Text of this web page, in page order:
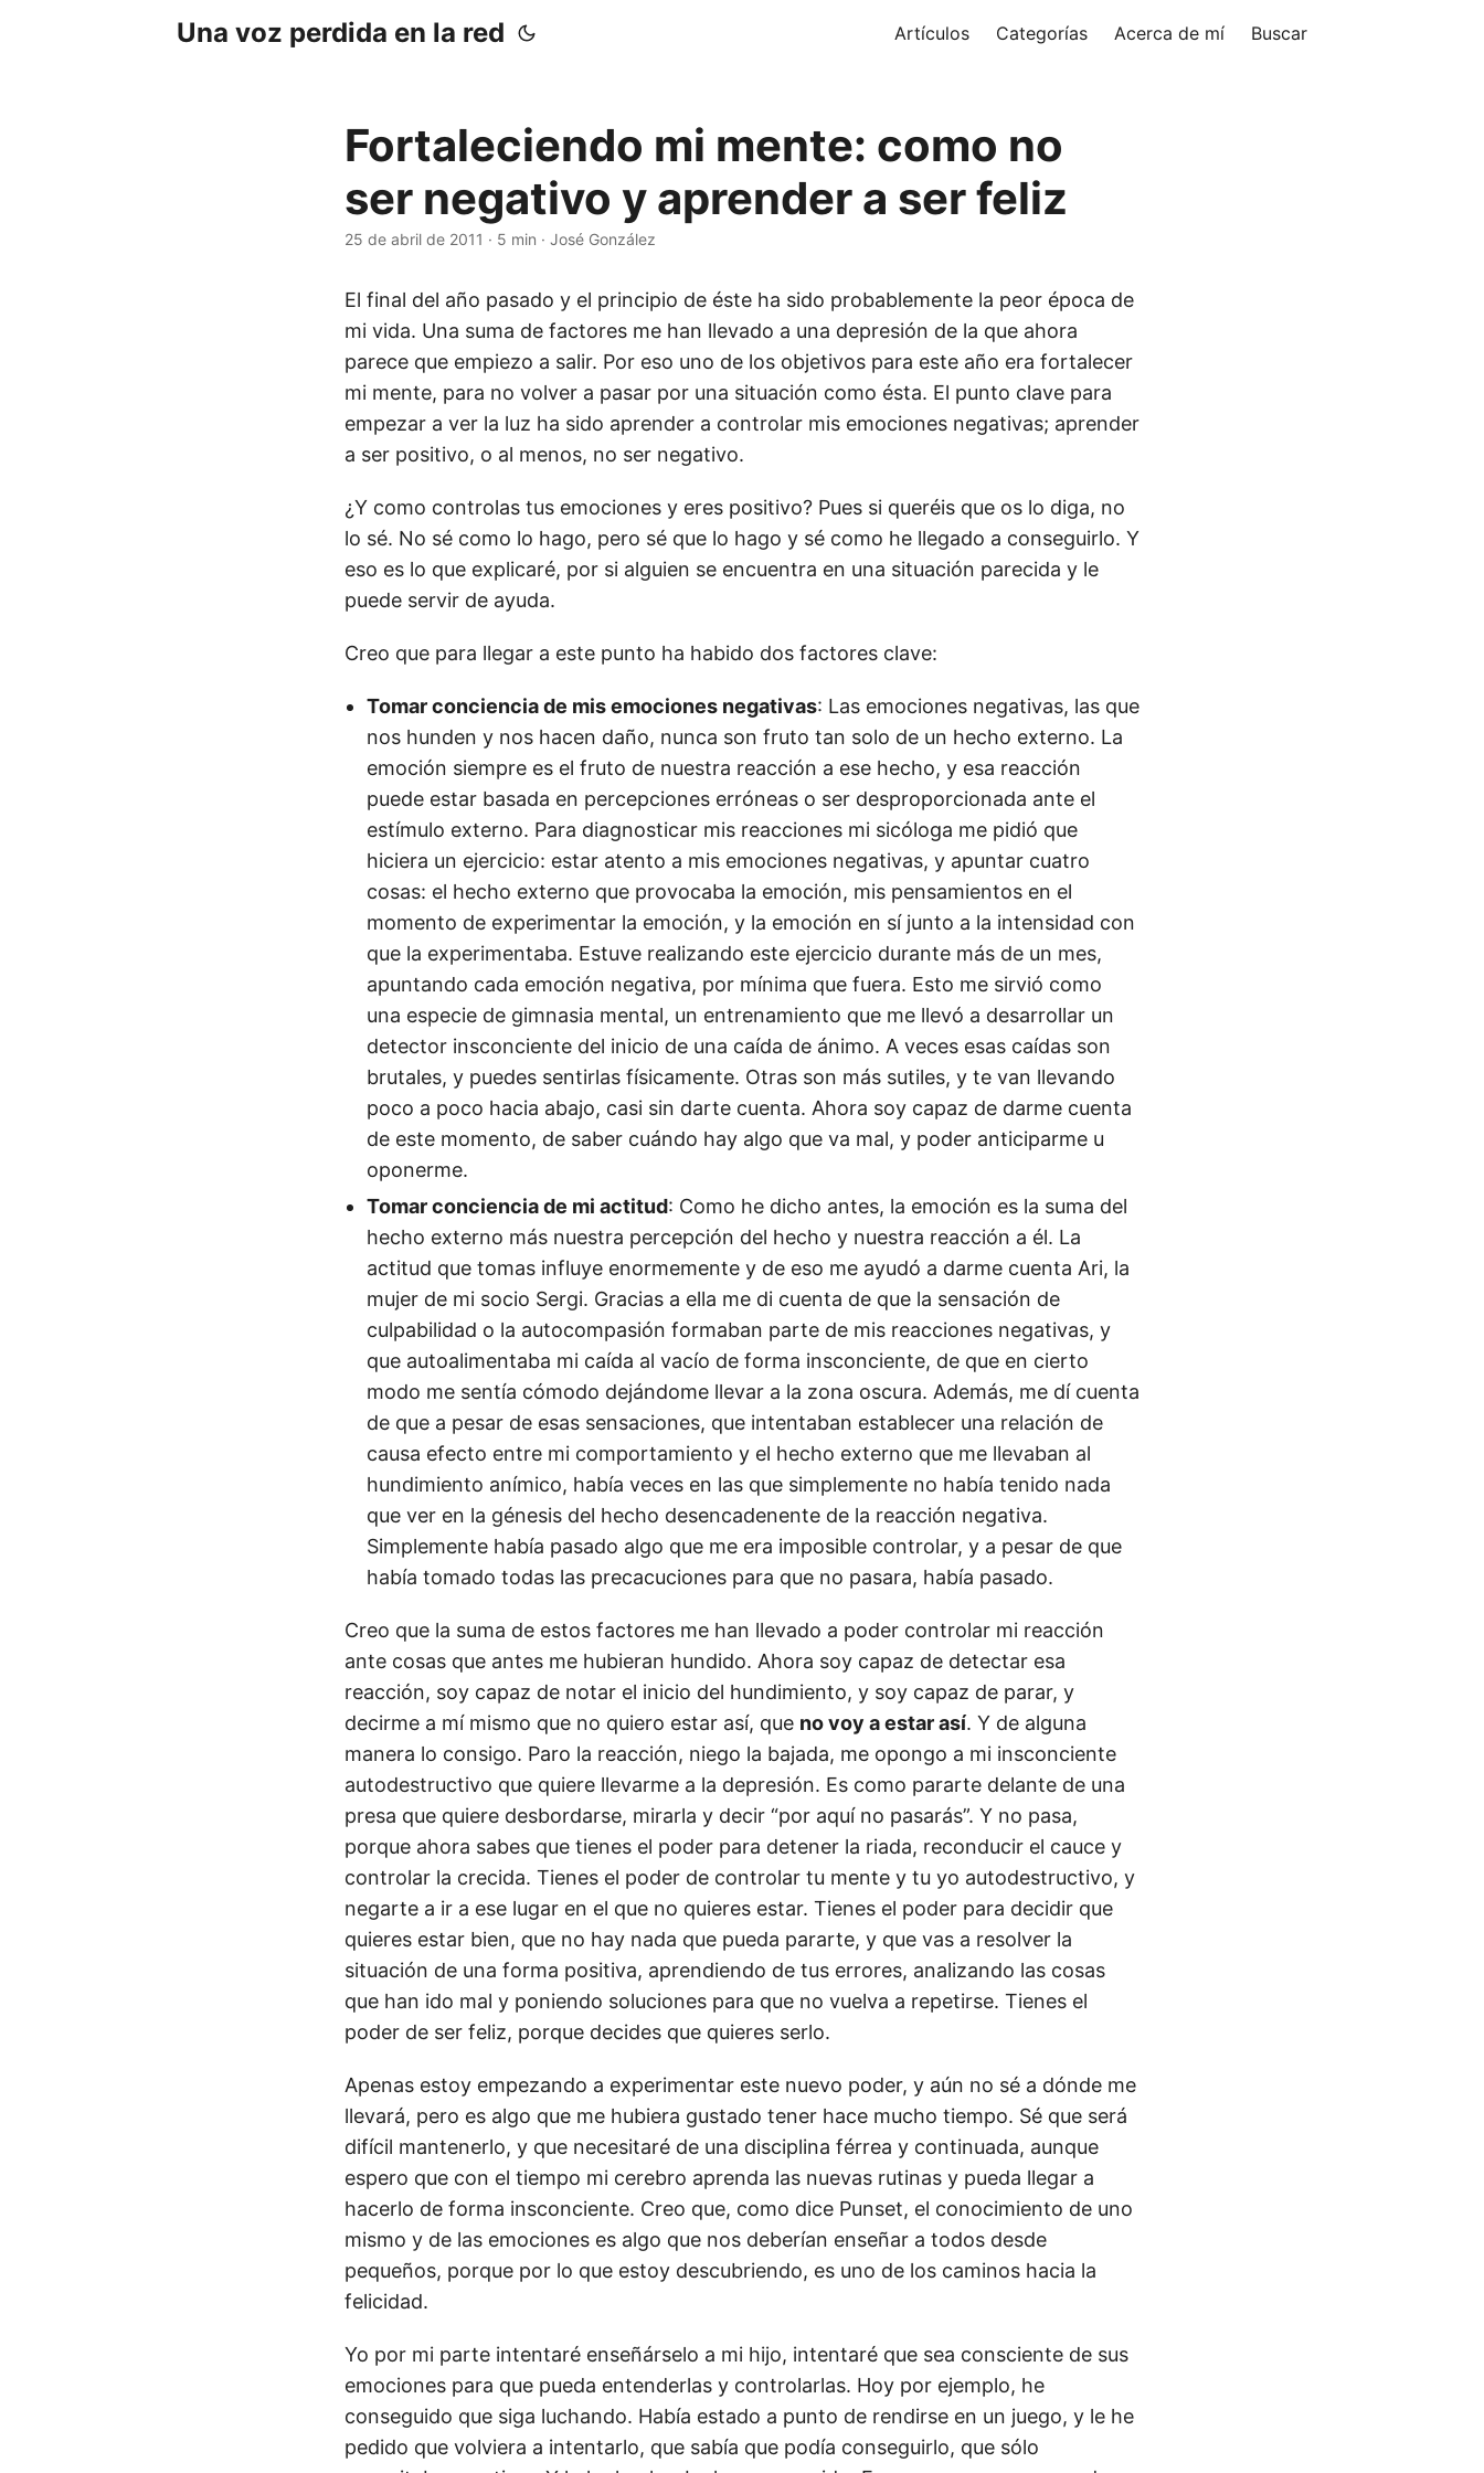
Una voz perdida en la red Artículos Categorías Acerca de mí Buscar
Fortaleciendo mi mente: como no
ser negativo y aprender a ser feliz
25 de abril de 2011 · 5 min · José González
El final del año pasado y el principio de éste ha sido probablemente la peor época de
mi vida. Una suma de factores me han llevado a una depresión de la que ahora
parece que empiezo a salir. Por eso uno de los objetivos para este año era fortalecer
mi mente, para no volver a pasar por una situación como ésta. El punto clave para
empezar a ver la luz ha sido aprender a controlar mis emociones negativas; aprender
a ser positivo, o al menos, no ser negativo.
¿Y como controlas tus emociones y eres positivo? Pues si queréis que os lo diga, no
lo sé. No sé como lo hago, pero sé que lo hago y sé como he llegado a conseguirlo. Y
eso es lo que explicaré, por si alguien se encuentra en una situación parecida y le
puede servir de ayuda.
Creo que para llegar a este punto ha habido dos factores clave:
Tomar conciencia de mis emociones negativas: Las emociones negativas, las que
nos hunden y nos hacen daño, nunca son fruto tan solo de un hecho externo. La
emoción siempre es el fruto de nuestra reacción a ese hecho, y esa reacción
puede estar basada en percepciones erróneas o ser desproporcionada ante el
estímulo externo. Para diagnosticar mis reacciones mi sicóloga me pidió que
hiciera un ejercicio: estar atento a mis emociones negativas, y apuntar cuatro
cosas: el hecho externo que provocaba la emoción, mis pensamientos en el
momento de experimentar la emoción, y la emoción en sí junto a la intensidad con
que la experimentaba. Estuve realizando este ejercicio durante más de un mes,
apuntando cada emoción negativa, por mínima que fuera. Esto me sirvió como
una especie de gimnasia mental, un entrenamiento que me llevó a desarrollar un
detector insconciente del inicio de una caída de ánimo. A veces esas caídas son
brutales, y puedes sentirlas físicamente. Otras son más sutiles, y te van llevando
poco a poco hacia abajo, casi sin darte cuenta. Ahora soy capaz de darme cuenta
de este momento, de saber cuándo hay algo que va mal, y poder anticiparme u
oponerme.
Tomar conciencia de mi actitud: Como he dicho antes, la emoción es la suma del
hecho externo más nuestra percepción del hecho y nuestra reacción a él. La
actitud que tomas influye enormemente y de eso me ayudó a darme cuenta Ari, la
mujer de mi socio Sergi. Gracias a ella me di cuenta de que la sensación de
culpabilidad o la autocompasión formaban parte de mis reacciones negativas, y
que autoalimentaba mi caída al vacío de forma insconciente, de que en cierto
modo me sentía cómodo dejándome llevar a la zona oscura. Además, me dí cuenta
de que a pesar de esas sensaciones, que intentaban establecer una relación de
causa efecto entre mi comportamiento y el hecho externo que me llevaban al
hundimiento anímico, había veces en las que simplemente no había tenido nada
que ver en la génesis del hecho desencadenente de la reacción negativa.
Simplemente había pasado algo que me era imposible controlar, y a pesar de que
había tomado todas las precacuciones para que no pasara, había pasado.
Creo que la suma de estos factores me han llevado a poder controlar mi reacción
ante cosas que antes me hubieran hundido. Ahora soy capaz de detectar esa
reacción, soy capaz de notar el inicio del hundimiento, y soy capaz de parar, y
decirme a mí mismo que no quiero estar así, que no voy a estar así. Y de alguna
manera lo consigo. Paro la reacción, niego la bajada, me opongo a mi insconciente
autodestructivo que quiere llevarme a la depresión. Es como pararte delante de una
presa que quiere desbordarse, mirarla y decir “por aquí no pasarás”. Y no pasa,
porque ahora sabes que tienes el poder para detener la riada, reconducir el cauce y
controlar la crecida. Tienes el poder de controlar tu mente y tu yo autodestructivo, y
negarte a ir a ese lugar en el que no quieres estar. Tienes el poder para decidir que
quieres estar bien, que no hay nada que pueda pararte, y que vas a resolver la
situación de una forma positiva, aprendiendo de tus errores, analizando las cosas
que han ido mal y poniendo soluciones para que no vuelva a repetirse. Tienes el
poder de ser feliz, porque decides que quieres serlo.
Apenas estoy empezando a experimentar este nuevo poder, y aún no sé a dónde me
llevará, pero es algo que me hubiera gustado tener hace mucho tiempo. Sé que será
difícil mantenerlo, y que necesitaré de una disciplina férrea y continuada, aunque
espero que con el tiempo mi cerebro aprenda las nuevas rutinas y pueda llegar a
hacerlo de forma insconciente. Creo que, como dice Punset, el conocimiento de uno
mismo y de las emociones es algo que nos deberían enseñar a todos desde
pequeños, porque por lo que estoy descubriendo, es uno de los caminos hacia la
felicidad.
Yo por mi parte intentaré enseñárselo a mi hijo, intentaré que sea consciente de sus
emociones para que pueda entenderlas y controlarlas. Hoy por ejemplo, he
conseguido que siga luchando. Había estado a punto de rendirse en un juego, y le he
pedido que volviera a intentarlo, que sabía que podía conseguirlo, que sólo